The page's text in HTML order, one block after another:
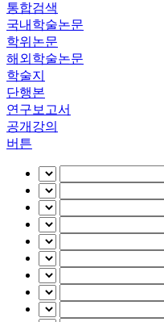
통합검색
국내학술논문
학위논문
해외학술논문
학술지
단행본
연구보고서
공개강의
버튼